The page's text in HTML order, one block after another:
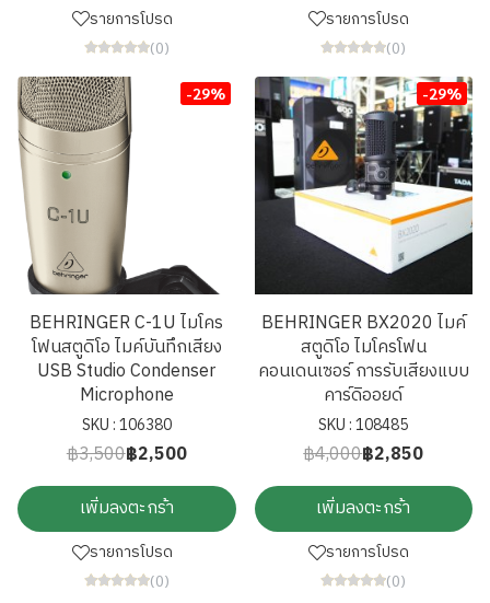
รายการโปรด
(0)
รายการโปรด
(0)
-29%
BEHRINGER C-1U ไมโคร
โฟนสตูดิโอ ไมค์บันทึกเสียง
USB Studio Condenser
Microphone
SKU : 106380
฿3,500฿2,500
เพิ่มลงตะกร้า
รายการโปรด
(0)
-29%
BEHRINGER BX2020 ไมค์
สตูดิโอ ไมโครโฟน
คอนเดนเซอร์ การรับเสียงแบบ
คาร์ดิออยด์
SKU : 108485
฿4,000฿2,850
เพิ่มลงตะกร้า
รายการโปรด
(0)